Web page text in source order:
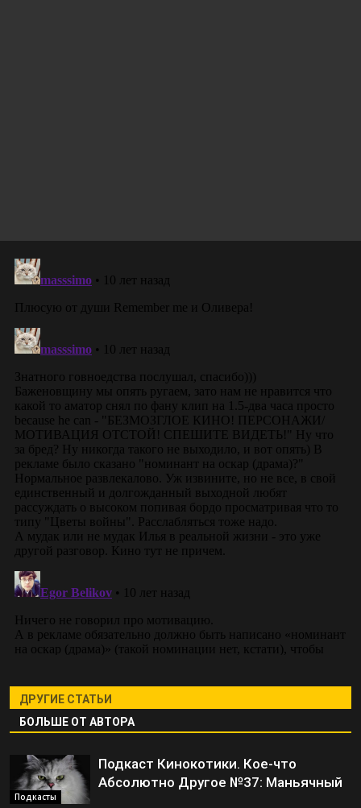
ДРУГИЕ СТАТЬИ
БОЛЬШЕ ОТ АВТОРА
Подкасты
Подкаст Кинокотики. Кое-что
Абсолютно Другое №37: Маньячный